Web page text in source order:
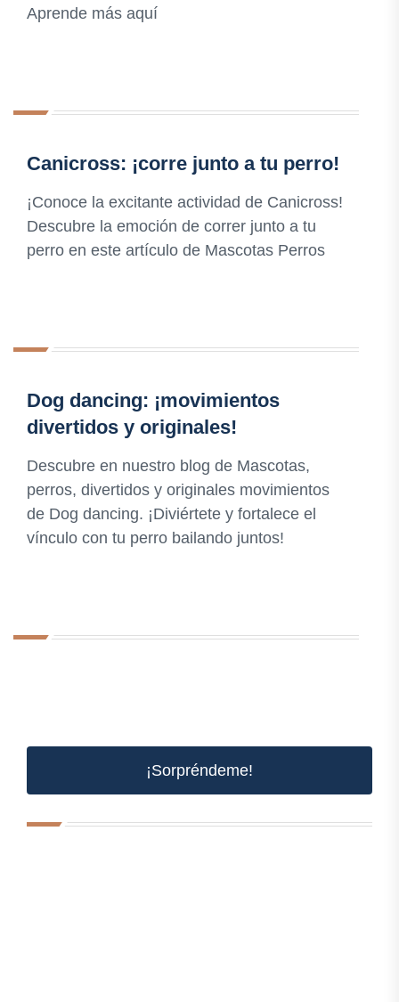
Aprende más aquí
Canicross: ¡corre junto a tu perro!
¡Conoce la excitante actividad de Canicross!
Descubre la emoción de correr junto a tu
perro en este artículo de Mascotas Perros
Dog dancing: ¡movimientos
divertidos y originales!
Descubre en nuestro blog de Mascotas,
perros, divertidos y originales movimientos
de Dog dancing. ¡Diviértete y fortalece el
vínculo con tu perro bailando juntos!
¡Sorpréndeme!